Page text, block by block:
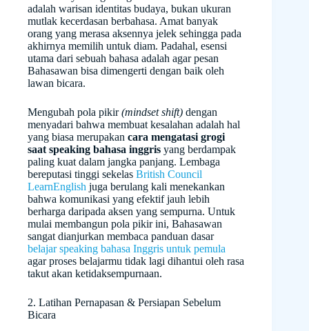
adalah warisan identitas budaya, bukan ukuran
mutlak kecerdasan berbahasa. Amat banyak
orang yang merasa aksennya jelek sehingga pada
akhirnya memilih untuk diam. Padahal, esensi
utama dari sebuah bahasa adalah agar pesan
Bahasawan bisa dimengerti dengan baik oleh
lawan bicara.
Mengubah pola pikir(mindset shift) dengan
menyadari bahwa membuat kesalahan adalah hal
yang biasa merupakan cara mengatasi grogi
saat speaking bahasa inggris yang berdampak
paling kuat dalam jangka panjang. Lembaga
bereputasi tinggi sekelas British Council
LearnEnglish juga berulang kali menekankan
bahwa komunikasi yang efektif jauh lebih
berharga daripada aksen yang sempurna. Untuk
mulai membangun pola pikir ini, Bahasawan
sangat dianjurkan membaca panduan dasar
belajar speaking bahasa Inggris untuk pemula
agar proses belajarmu tidak lagi dihantui oleh rasa
takut akan ketidaksempurnaan.
2. Latihan Pernapasan & Persiapan Sebelum
Bicara